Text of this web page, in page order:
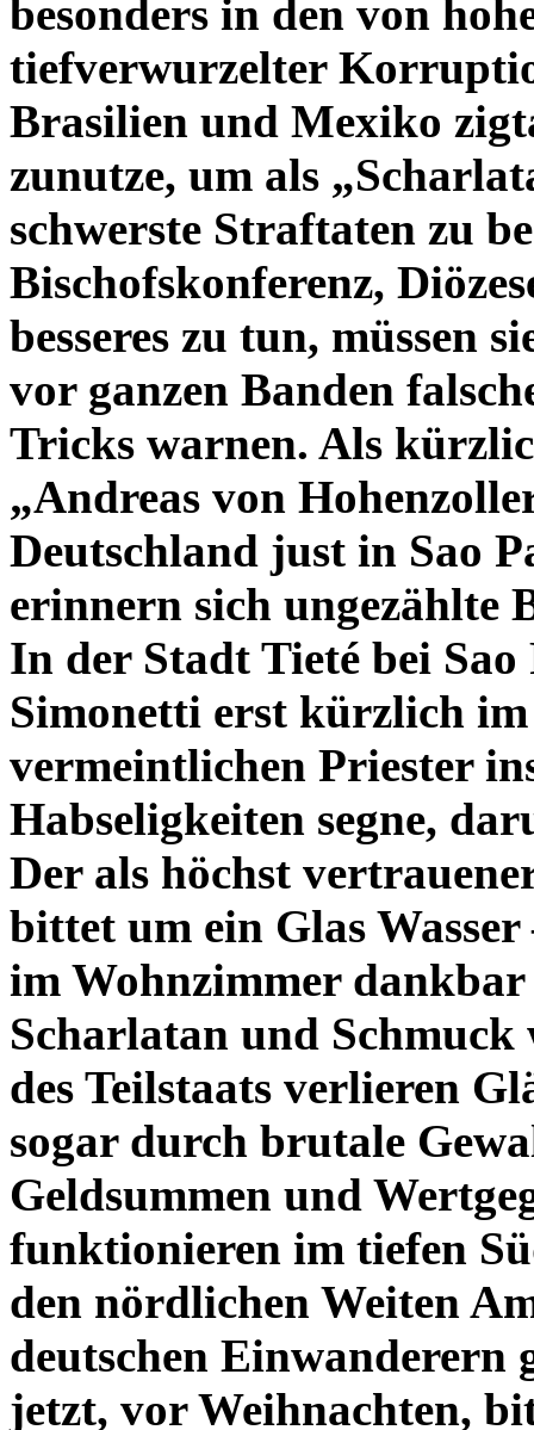
besonders in den von
tiefverwurzelter
Brasilien und Mexiko
zunutze, um als
schwerste Straftaten zu
Bischofskonferenz,
besseres zu tun, müssen
vor ganzen Banden
Tricks warnen. Als
„Andreas von
Deutschland just in Sao
erinnern sich ungezählte
In der Stadt Tieté bei
Simonetti erst kürzlich
vermeintlichen Priester
Habseligkeiten segne,
Der als höchst
bittet um ein Glas
im Wohnzimmer
Scharlatan und Schmuck
des Teilstaats verlieren
sogar durch brutale
Geldsummen und
funktionieren im tiefen
den nördlichen Weiten
deutschen Einwanderern
jetzt, vor Weihnachten,